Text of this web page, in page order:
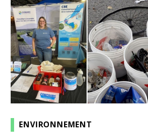
ENVIRONNEMENT